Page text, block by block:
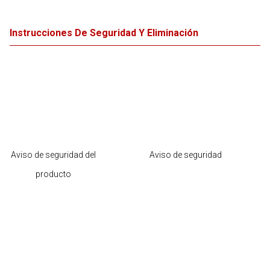
Instrucciones De Seguridad Y Eliminación
Aviso de seguridad del
producto
Aviso de seguridad